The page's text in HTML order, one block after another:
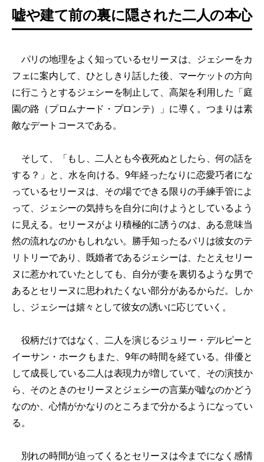
嘘や建て前の裏に隠された二人の本心
パリの地理をよく知っているセリーヌは、ジェシーをカ
フェに案内して、ひとしきり話した後、マーケットの方向
に行こうとするジェシーを制止して、高架を利用した「庭
園の路（プロムナード・プロンテ）」に導く。つまりは素
敵なデートコースである。
そして、「もし、二人とも今夜死ぬとしたら、何の話を
する？」と、水を向ける。9年経ったなりに恋愛巧者にな
っているセリーヌは、その場でできる限りの手練手管によ
って、ジェシーの気持ちを自分に向けようとしているよう
に見える。セリーヌがより積極的に誘うのは、ある意味当
然の流れなのかもしれない。勝手知ったるパリは彼女のテ
リトリーであり、既婚者であるジェシーは、たとえセリー
ヌに惹かれていたとしても、自分が妻を裏切るような男で
あるとセリーヌに思われたくない部分があるからだ。しか
し、ジェシーは嬉々として彼女の誘いに応じていく。
役柄だけではなく、二人を演じるジュリー・デルピーと
イーサン・ホークもまた、9年の時間を経ている。俳優と
して成長している二人は表現力が増していて、その演技か
ら、そのときのセリーヌとジェシーの言葉が嘘なのかどう
なのか、心情がかなりのところまで分かるようになってい
る。
別れの時間が迫ってくるとセリーヌは今までになく感情